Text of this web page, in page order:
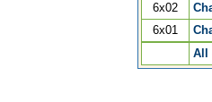
6x02
6x01
All